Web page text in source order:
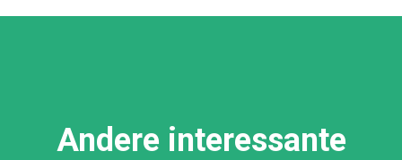
Andere interessante